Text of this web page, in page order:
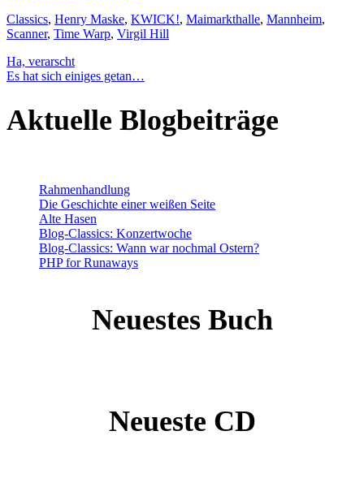
Classics, Henry Maske, KWICK!, Maimarkthalle, Mannheim,
Scanner, Time Warp, Virgil Hill
Beitragsnavigation
Ha, verarscht
Es hat sich einiges getan…
Aktuelle Blogbeiträge
Rahmenhandlung
Die Geschichte einer weißen Seite
Alte Hasen
Blog-Classics: Konzertwoche
Blog-Classics: Wann war nochmal Ostern?
PHP for Runaways
Neuestes Buch
Neueste CD